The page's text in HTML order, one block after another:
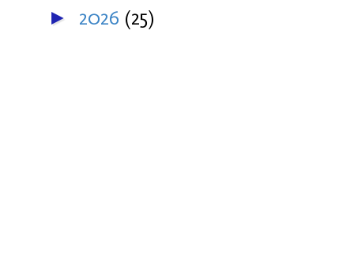
► 2026 (25)